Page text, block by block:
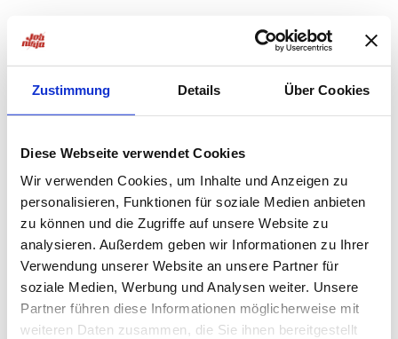
Zustimmung Details Über Cookies
Diese Webseite verwendet Cookies
Wir verwenden Cookies, um Inhalte und Anzeigen zu
personalisieren, Funktionen für soziale Medien anbieten
zu können und die Zugriffe auf unsere Website zu
analysieren. Außerdem geben wir Informationen zu Ihrer
Verwendung unserer Website an unsere Partner für
soziale Medien, Werbung und Analysen weiter. Unsere
Partner führen diese Informationen möglicherweise mit
weiteren Daten zusammen, die Sie ihnen bereitgestellt